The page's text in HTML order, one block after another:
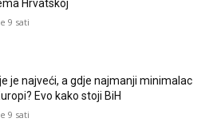
Hrvatskoj
9 sati
je najveći, a gdje najmanji minimalac
Evo kako stoji BiH
9 sati